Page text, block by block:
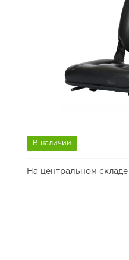
В наличии
На центральном складе